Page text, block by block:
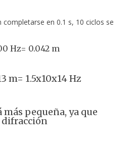
en 0.1 s, 10 ciclos se
Hz= 0.042 m
m= 1.5x10x14 Hz
pequeña, ya que